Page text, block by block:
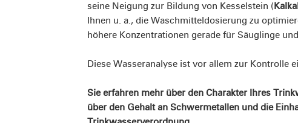
seine Neigung zur Bildung von Kesselstein (
Ihnen u. a., die Waschmitteldosierung zu
höhere Konzentrationen gerade für Säuglinge
Diese Wasseranalyse ist vor allem zur Kontrolle
Sie erfahren mehr über den Charakter Ihres
über den Gehalt an Schwermetallen und die